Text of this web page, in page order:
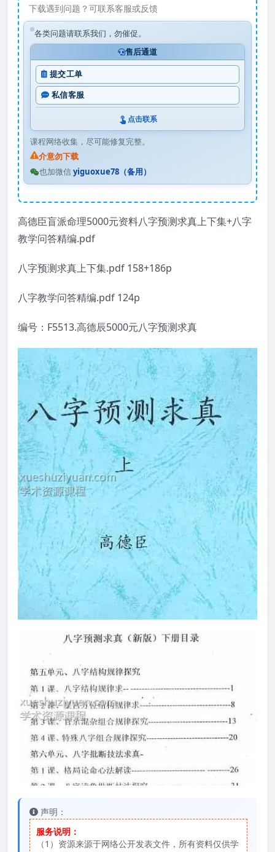
下载遇到问题？可联系客服或反馈
各类问题请联系我们，勿催促。
售后通道
提交工单
私信客服
点击联系
课程网络收集，尽可能修复完整。
介意勿下载
也加微信yiguoxue78（备用）
高德臣盲派命理5000元资料八字预测求真上下集+八字
教学问答精编.pdf
八字预测求真上下集.pdf 158+186p
八字教学问答精编.pdf 124p
编号：F5513.高德辰5000元八字预测求真
声明：
服务说明：
（1）资源来源于网络公开发表文件，所有资料仅供学